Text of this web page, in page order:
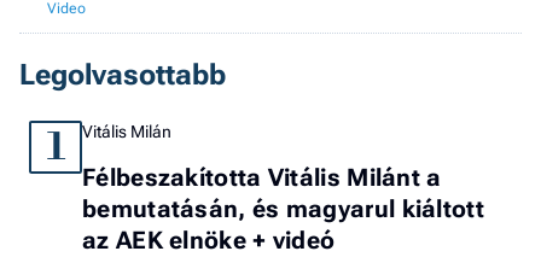
Legolvasottabb
1 Vitális Milán
Félbeszakította Vitális Milánt a
bemutatásán, és magyarul kiáltott
az AEK elnöke + videó